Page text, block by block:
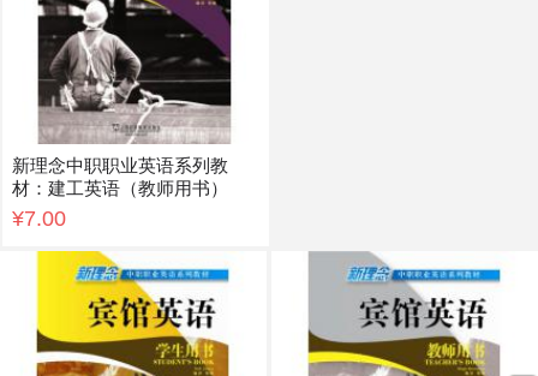
新理念中职职业英语系列教
材：建工英语（教师用书）
¥7.00